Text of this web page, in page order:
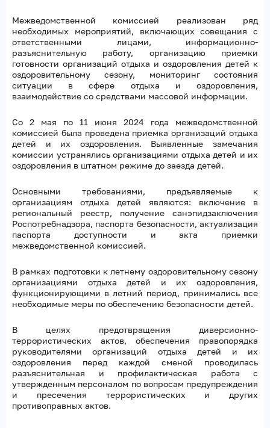
Межведомственной комиссией реализован ряд
необходимых мероприятий, включающих совещания с
ответственными лицами, информационно-
разъяснительную работу, организацию приемки
готовности организаций отдыха и оздоровления детей к
оздоровительному сезону, мониторинг состояния
ситуации в сфере отдыха и оздоровления,
взаимодействие со средствами массовой информации.
Со 2 мая по 11 июня 2024 года межведомственной
комиссией была проведена приемка организаций отдыха
детей и их оздоровления. Выявленные замечания
комиссии устранялись организациями отдыха детей и их
оздоровления в штатном режиме до заезда детей.
Основными требованиями, предъявляемые к
организациям отдыха детей являются: включение в
региональный реестр, получение санэпидзаключения
Роспотребнадзора, паспорта безопасности, актуализация
паспорта доступности и акта приемки
межведомственной комиссией.
В рамках подготовки к летнему оздоровительному сезону
организациями отдыха детей и их оздоровления,
функционирующими в летний период, принимались все
необходимые меры по обеспечению безопасности детей.
В целях предотвращения диверсионно-
террористических актов, обеспечения правопорядка
руководителями организаций отдыха детей и их
оздоровления перед каждой сменой проводилась
разъяснительная и профилактическая работа с
утвержденным персоналом по вопросам предупреждения
и пресечения террористических и других
противоправных актов.